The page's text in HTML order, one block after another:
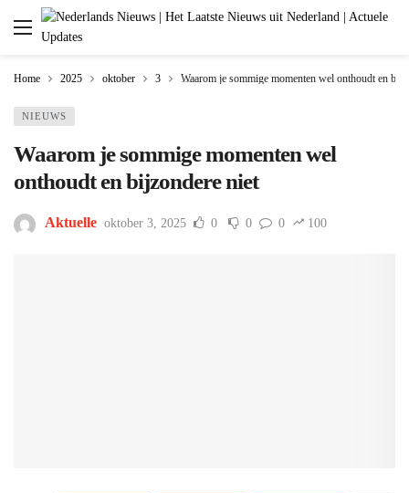
Home 2025 oktober 3 Waarom je sommige momenten wel onthoudt en
NIEUWS
Waarom je sommige momenten wel
onthoudt en bijzondere niet
Aktuelle oktober 3, 2025 0 0 0 100